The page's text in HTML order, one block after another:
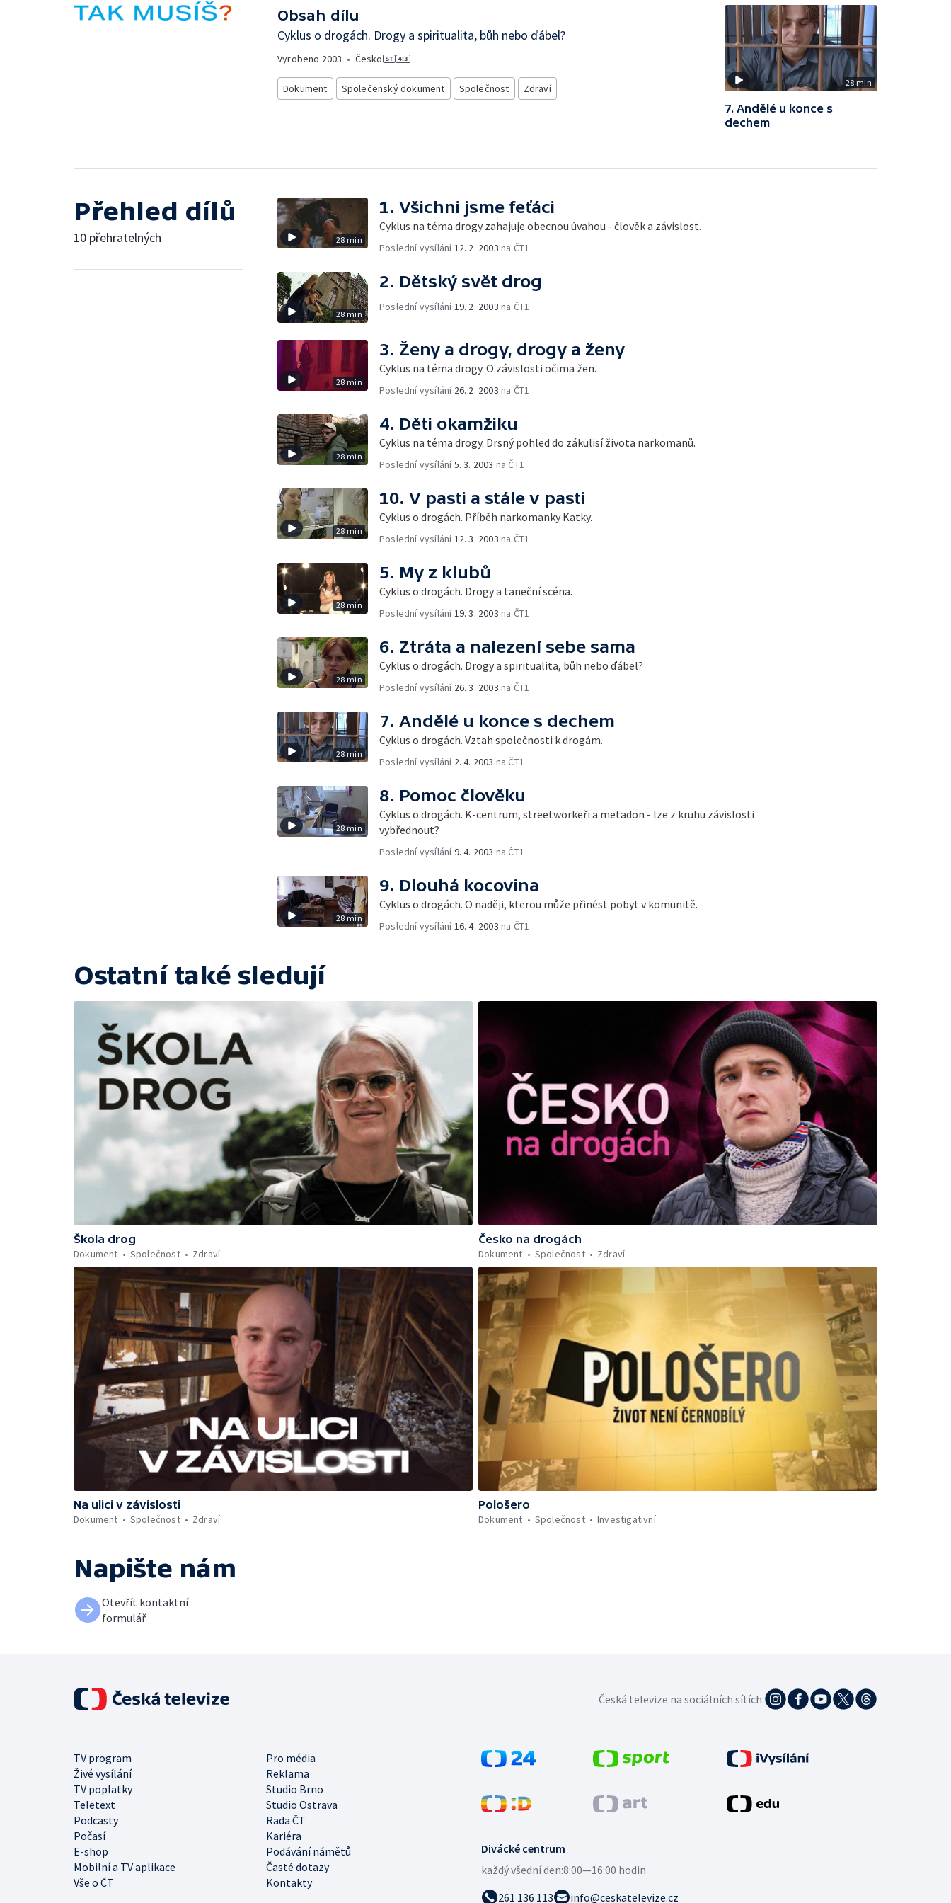
Obsah dílu
Cyklus o drogách. Drogy a spiritualita, bůh nebo ďábel?
Vyrobeno 2003 • Česko
Dokument Společenský dokument Společnost Zdraví 28 min
7. Andělé u konce s
dechem
Přehled dílů
10 přehratelných 28 min
1. Všichni jsme feťáci
Cyklus na téma drogy zahajuje obecnou úvahou - člověk a závislost.
Poslední vysílání 12. 2. 2003 na ČT1
28 min
2. Dětský svět drog
Poslední vysílání 19. 2. 2003 na ČT1
28 min
3. Ženy a drogy, drogy a ženy
Cyklus na téma drogy. O závislosti očima žen.
Poslední vysílání 26. 2. 2003 na ČT1
28 min
4. Děti okamžiku
Cyklus na téma drogy. Drsný pohled do zákulisí života narkomanů.
Poslední vysílání5. 3. 2003 na ČT1
28 min
10. V pasti a stále v pasti
Cyklus o drogách. Příběh narkomanky Katky.
Poslední vysílání 12. 3. 2003 na ČT1
28 min
5. My z klubů
Cyklus o drogách. Drogy a taneční scéna.
Poslední vysílání 19. 3. 2003 na ČT1
28 min
6. Ztráta a nalezení sebe sama
Cyklus o drogách. Drogy a spiritualita, bůh nebo ďábel?
Poslední vysílání 26. 3. 2003 na ČT1
28 min
7. Andělé u konce s dechem
Cyklus o drogách. Vztah společnosti k drogám.
Poslední vysílání 2. 4. 2003 na ČT1
28 min
8. Pomoc člověku
Cyklus o drogách. K-centrum, streetworkeři a metadon - lze z kruhu závislosti
vybřednout?
Poslední vysílání9. 4. 2003 na ČT1
28 min
9. Dlouhá kocovina
Cyklus o drogách. O naději, kterou může přinést pobyt v komunitě.
Poslední vysílání 16. 4. 2003 na ČT1
Ostatní také sledují
Škola drog
Dokument
Společnost Zdraví
Česko na drogách
Dokument
Společnost Zdraví
Na ulici v závislosti
Dokument
Společnost Zdraví
Pološero
Dokument
Společnost Investigativní
Napište nám
Otevřít kontaktní
formulář
Divácké centrum
každý všední den:8:00—16:00 hodin
261 136 113
info@ceskatelevize.cz
TV program
Pro média
Živé vysílání
Reklama
TV poplatky
Studio Brno
Teletext
Studio Ostrava
Podcasty
Rada ČT
Počasí
Kariéra
E-shop
Podávání námětů
Mobilní a TV aplikace
Časté dotazy
Vše o ČT
Kontakty
Česká televize na sociálních sítích: